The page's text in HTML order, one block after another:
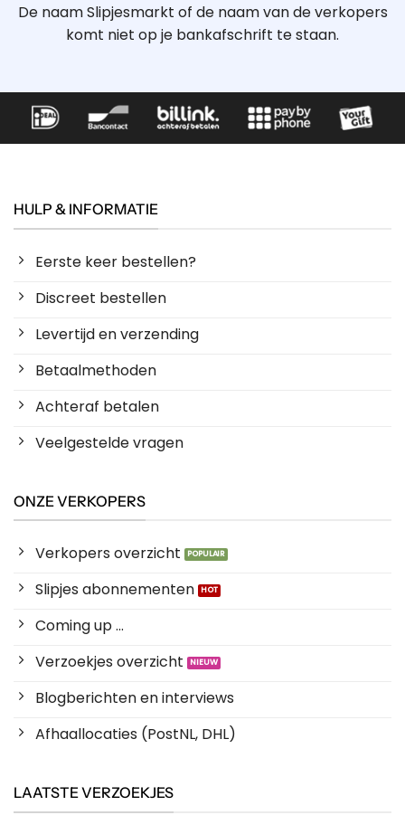
De naam Slipjesmarkt of de naam van de verkopers
komt niet op je bankafschrift te staan.
HULP & INFORMATIE
Eerste keer bestellen?
Discreet bestellen
Levertijd en verzending
Betaalmethoden
Achteraf betalen
Veelgestelde vragen
ONZE VERKOPERS
Verkopers overzicht
Slipjes abonnementen
Coming up ...
Verzoekjes overzicht
Blogberichten en interviews
Afhaallocaties (PostNL, DHL)
LAATSTE VERZOEKJES